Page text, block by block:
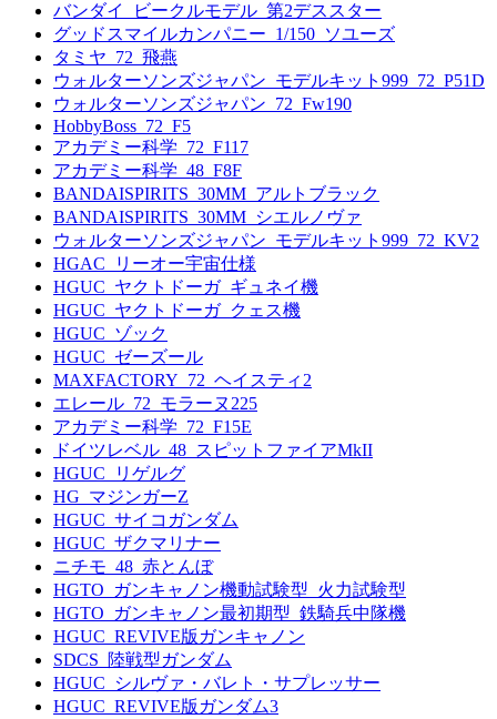
バンダイ_ビークルモデル_第2デススター
グッドスマイルカンパニー_1/150_ソユーズ
タミヤ_72_飛燕
ウォルターソンズジャパン_モデルキット999_72_P51D
ウォルターソンズジャパン_72_Fw190
HobbyBoss_72_F5
アカデミー科学_72_F117
アカデミー科学_48_F8F
BANDAISPIRITS_30MM_アルトブラック
BANDAISPIRITS_30MM_シエルノヴァ
ウォルターソンズジャパン_モデルキット999_72_KV2
HGAC_リーオー宇宙仕様
HGUC_ヤクトドーガ_ギュネイ機
HGUC_ヤクトドーガ_クェス機
HGUC_ゾック
HGUC_ゼーズール
MAXFACTORY_72_ヘイスティ2
エレール_72_モラーヌ225
アカデミー科学_72_F15E
ドイツレベル_48_スピットファイアMkII
HGUC_リゲルグ
HG_マジンガーZ
HGUC_サイコガンダム
HGUC_ザクマリナー
ニチモ_48_赤とんぼ
HGTO_ガンキャノン機動試験型_火力試験型
HGTO_ガンキャノン最初期型_鉄騎兵中隊機
HGUC_REVIVE版ガンキャノン
SDCS_陸戦型ガンダム
HGUC_シルヴァ・バレト・サプレッサー
HGUC_REVIVE版ガンダム3